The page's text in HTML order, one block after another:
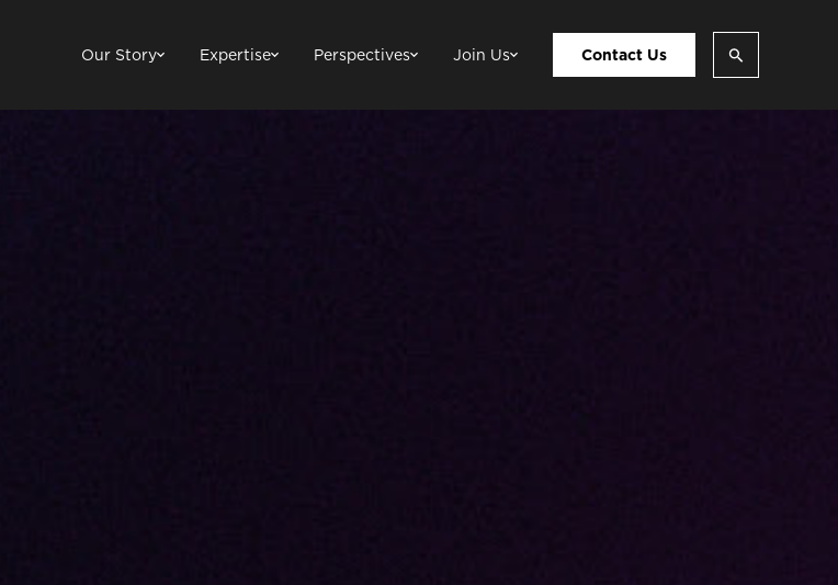
Our Story Expertise Perspectives Join Us Contact Us